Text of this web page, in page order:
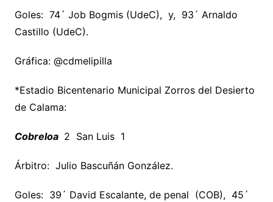
Goles: 74´ Job Bogmis (UdeC), y, 93´ Arnaldo
Castillo (UdeC).
Gráfica: @cdmelipilla
*Estadio Bicentenario Municipal Zorros del Desierto
de Calama:
Cobreloa 2 San Luis 1
Árbitro: Julio Bascuñán González.
Goles: 39´ David Escalante, de penal (COB), 45´